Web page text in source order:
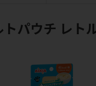
パウチ レト